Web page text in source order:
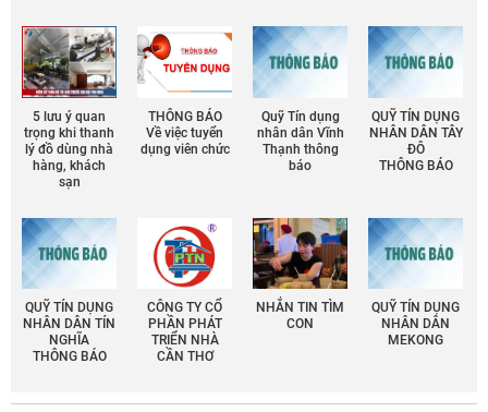
5 lưu ý quan
trọng khi thanh
lý đồ dùng nhà
hàng, khách
sạn
THÔNG BÁO
Về việc tuyển
dụng viên chức
Quỹ Tín dụng
nhân dân Vĩnh
Thạnh thông
báo
QUỸ TÍN DỤNG
NHÂN DÂN TÂY
ĐÔ
THÔNG BÁO
QUỸ TÍN DỤNG
NHÂN DÂN TÍN
NGHĨA
THÔNG BÁO
CÔNG TY CỔ
PHẦN PHÁT
TRIỂN NHÀ
CẦN THƠ
NHẮN TIN TÌM
CON
QUỸ TÍN DỤNG
NHÂN DÂN
MEKONG